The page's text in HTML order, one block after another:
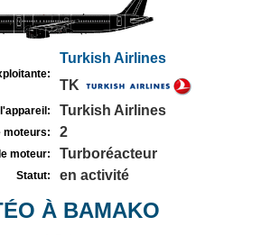
Turkish Airlines
TK
Turkish Airlines
moteurs: 2
moteur: Turboréacteur
Statut: en activité
À BAMAKO